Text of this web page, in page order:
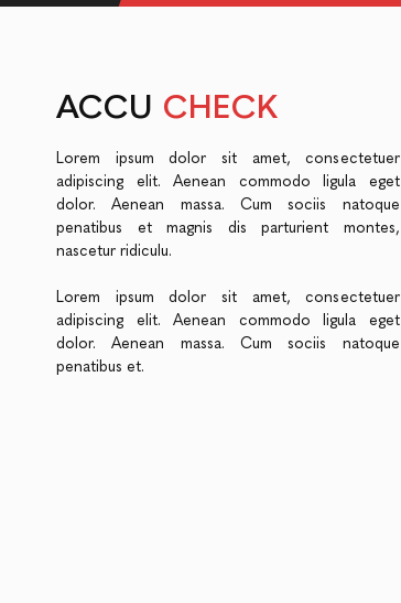
ACCU CHECK
Lorem ipsum dolor sit amet, consectetuer
adipiscing elit. Aenean commodo ligula eget
dolor. Aenean massa. Cum sociis natoque
penatibus et magnis dis parturient montes,
nascetur ridiculu.
Lorem ipsum dolor sit amet, consectetuer
adipiscing elit. Aenean commodo ligula eget
dolor. Aenean massa. Cum sociis natoque
penatibus et.